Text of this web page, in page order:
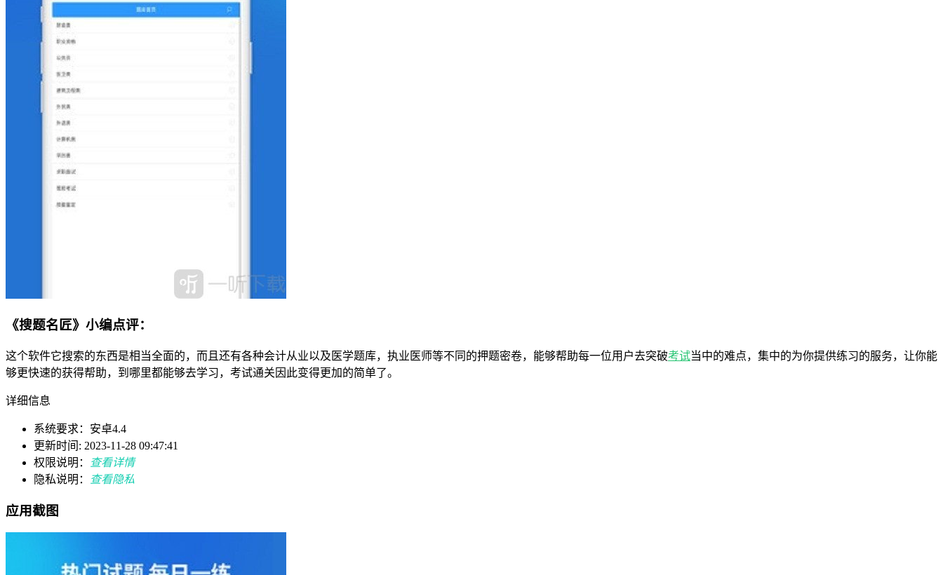
《搜题名匠》小编点评：
这个软件它搜索的东西是相当全面的，而且还有各种会计从业以及医学题库，执业医师等不同的押题密卷，能够帮助每一位用户去突破考试当中的难点，集中的为你提供练习的服务，让你能
够更快速的获得帮助，到哪里都能够去学习，考试通关因此变得更加的简单了。
详细信息
系统要求：安卓4.4
更新时间: 2023-11-28 09:47:41
权限说明：
查看详情
隐私说明：
查看隐私
应用截图